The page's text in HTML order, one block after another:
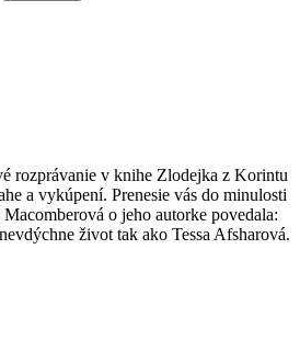
rozprávanie v knihe Zlodejka z Korintu
a vykúpení. Prenesie vás do minulosti
o jeho autorke povedala:
život tak ako Tessa Afsharová.